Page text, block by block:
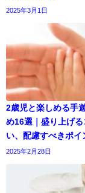
2025年3月1日
2歳児と楽しめる手
め16選｜盛り上げる
い、配慮すべきポイ
2025年2月28日